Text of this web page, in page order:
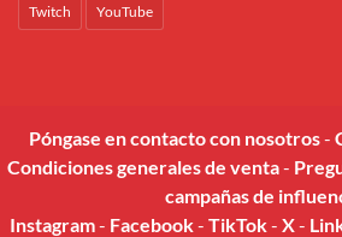
Twitch YouTube
Póngase en contacto con nosotros-
Condiciones generales de venta-
campañas de
Instagram- Facebook- TikTok- X-